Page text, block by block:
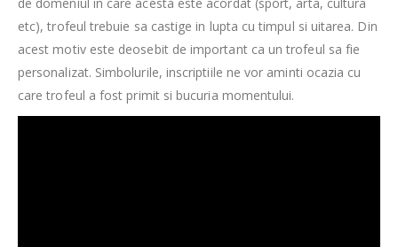
de domeniul in care acesta este acordat (sport, arta, cultura
etc), trofeul trebuie sa castige in lupta cu timpul si uitarea. Din
acest motiv este deosebit de important ca un trofeul sa fie
personalizat. Simbolurile, inscriptiile ne vor aminti ocazia cu
care trofeul a fost primit si bucuria momentului.